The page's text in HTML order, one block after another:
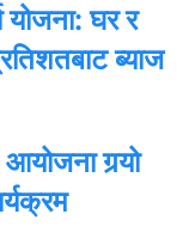
योजना: घर र
ब्याज
गर्‍यो